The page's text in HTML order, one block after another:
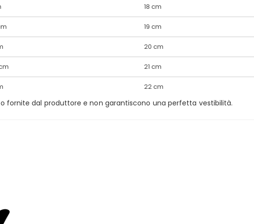
18 cm
19 cm
20 cm
21 cm
22 cm
fornite dal produttore e non garantiscono una perfetta vestibilità.